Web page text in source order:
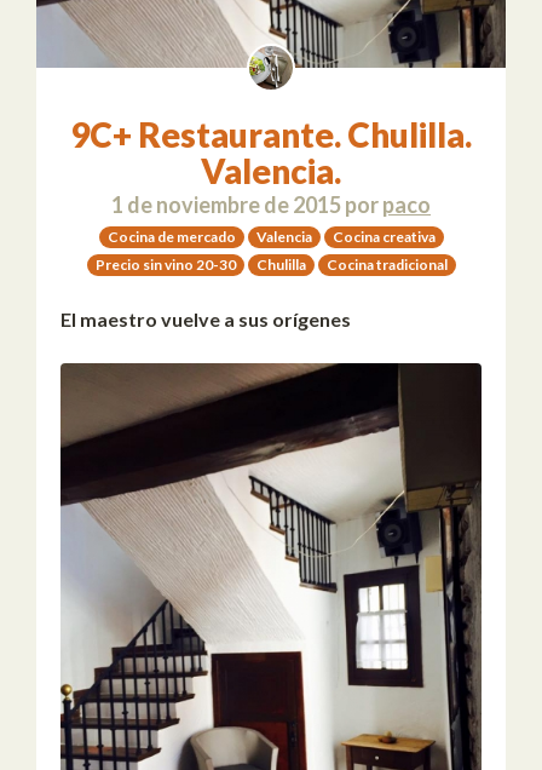
9C+ Restaurante. Chulilla.
Valencia.
1 de noviembre de 2015porpaco
Cocina de mercado Valencia
Cocina creativa
Precio sin vino 20-30
Chulilla Cocina tradicional
El maestro vuelve a sus orígenes